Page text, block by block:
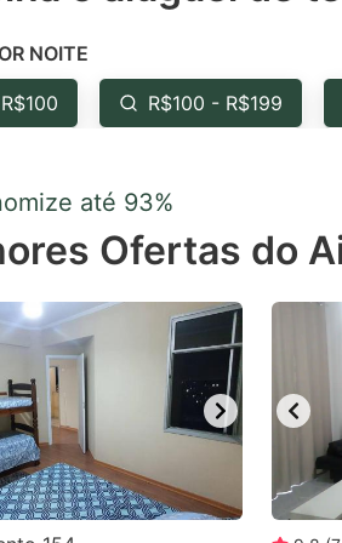
for
NOITE
R$100 - R$199
até 93%
Ofertas do